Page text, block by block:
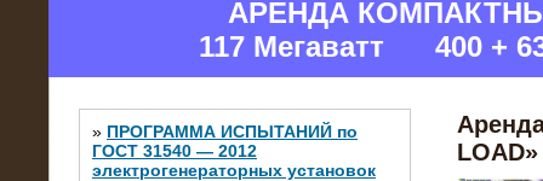
АРЕНДА
117 Мегаватт 400 +
» ПРОГРАММА ИСПЫТАНИЙ по
ГОСТ 31540 — 2012
электрогенераторных установок